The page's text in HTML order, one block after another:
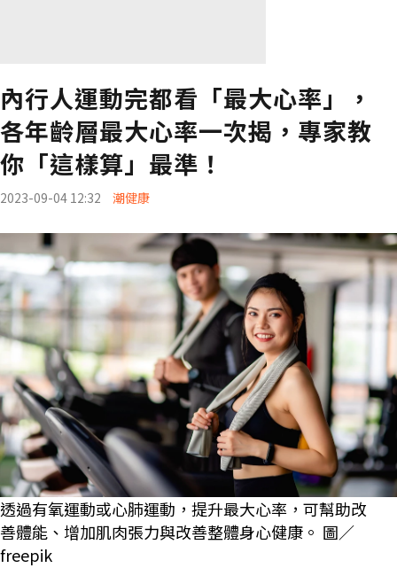
內行人運動完都看「最大心率」，
各年齡層最大心率一次揭，專家教
你「這樣算」最準！
2023-09-04 12:32 潮健康
透過有氧運動或心肺運動，提升最大心率，可幫助改
善體能、增加肌肉張力與改善整體身心健康。 圖／
freepik